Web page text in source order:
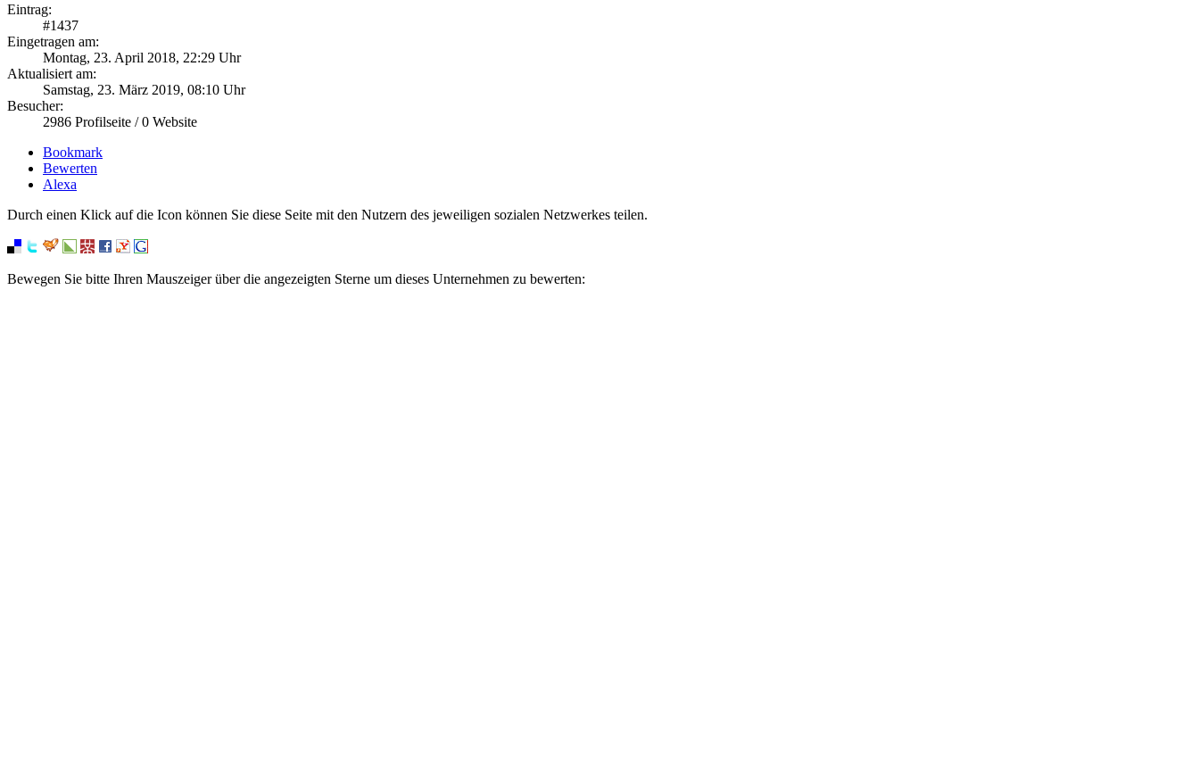
Eintrag:
#1437
Eingetragen am:
Montag, 23. April 2018, 22:29 Uhr
Aktualisiert am:
Samstag, 23. März 2019, 08:10 Uhr
Besucher:
2986 Profilseite /0 Website
Bookmark
Bewerten
Alexa
Durch einen Klick auf die Icon können Sie diese Seite mit den Nutzern des jeweiligen sozialen Netzwerkes teilen.
Bewegen Sie bitte Ihren Mauszeiger über die angezeigten Sterne um dieses Unternehmen zu bewerten: